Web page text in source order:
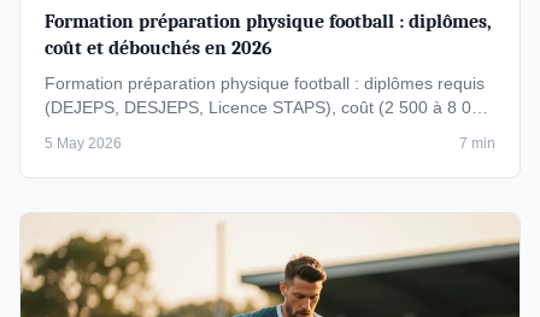
Formation préparation physique football : diplômes,
coût et débouchés en 2026
Formation préparation physique football : diplômes requis
(DEJEPS, DESJEPS, Licence STAPS), coût (2 500 à 8 000
5 May 2026 7 min